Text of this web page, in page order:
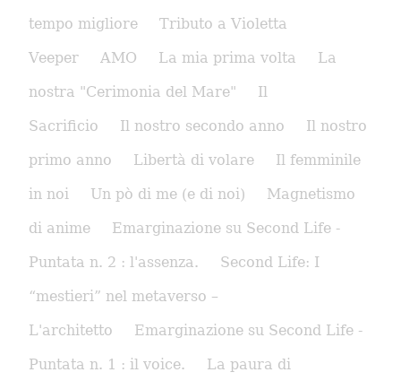
tempo migliore
Tributo a Violetta
Veeper
AMO La mia prima volta
La
nostra "Cerimonia del Mare"
Il
Sacrificio
Il nostro secondo anno
Il nostro
primo anno
Libertà di volare
Il femminile
in noi
Un pò di me (e di noi)
Magnetismo
di anime
Emarginazione su Second Life -
Puntata n. 2 : l'assenza.
Second Life: I
“mestieri” nel metaverso –
L'architetto
Emarginazione su Second Life -
Puntata n. 1 : il voice.
La paura di